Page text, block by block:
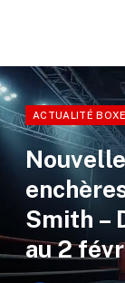
ACTUALITÉ
Smith –
au 2